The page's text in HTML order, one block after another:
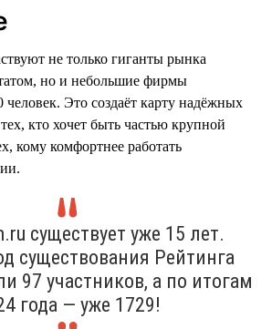
не только гиганты рынка
но и небольшие фирмы
человек. Это создаёт карту надёжных
кто хочет быть частью крупной
кому комфортнее работать
существует уже 15 лет.
существования Рейтинга
97 участников, а по итогам
года — уже 1729!